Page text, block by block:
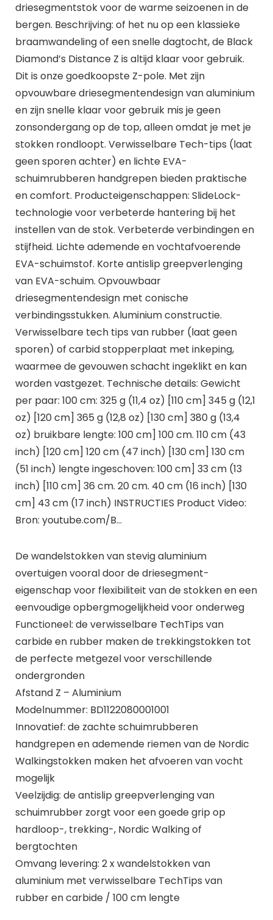
driesegmentstok voor de warme seizoenen in de
bergen. Beschrijving: of het nu op een klassieke
braamwandeling of een snelle dagtocht, de Black
Diamond’s Distance Z is altijd klaar voor gebruik.
Dit is onze goedkoopste Z-pole. Met zijn
opvouwbare driesegmentendesign van aluminium
en zijn snelle klaar voor gebruik mis je geen
zonsondergang op de top, alleen omdat je met je
stokken rondloopt. Verwisselbare Tech-tips (laat
geen sporen achter) en lichte EVA-
schuimrubberen handgrepen bieden praktische
en comfort. Producteigenschappen: SlideLock-
technologie voor verbeterde hantering bij het
instellen van de stok. Verbeterde verbindingen en
stijfheid. Lichte ademende en vochtafvoerende
EVA-schuimstof. Korte antislip greepverlenging
van EVA-schuim. Opvouwbaar
driesegmentendesign met conische
verbindingsstukken. Aluminium constructie.
Verwisselbare tech tips van rubber (laat geen
sporen) of carbid stopperplaat met inkeping,
waarmee de gevouwen schacht ingeklikt en kan
worden vastgezet. Technische details: Gewicht
per paar: 100 cm: 325 g (11,4 oz) [110 cm] 345 g (12,1
oz) [120 cm] 365 g (12,8 oz) [130 cm] 380 g (13,4
oz) bruikbare lengte: 100 cm] 100 cm. 110 cm (43
inch) [120 cm] 120 cm (47 inch) [130 cm] 130 cm
(51 inch) lengte ingeschoven: 100 cm] 33 cm (13
inch) [110 cm] 36 cm. 20 cm. 40 cm (16 inch) [130
cm] 43 cm (17 inch) INSTRUCTIES Product Video:
Bron: youtube.com/B…
De wandelstokken van stevig aluminium
overtuigen vooral door de driesegment-
eigenschap voor flexibiliteit van de stokken en een
eenvoudige opbergmogelijkheid voor onderweg
Functioneel: de verwisselbare TechTips van
carbide en rubber maken de trekkingstokken tot
de perfecte metgezel voor verschillende
ondergronden
Afstand Z – Aluminium
Modelnummer: BD1122080001001
Innovatief: de zachte schuimrubberen
handgrepen en ademende riemen van de Nordic
Walkingstokken maken het afvoeren van vocht
mogelijk
Veelzijdig: de antislip greepverlenging van
schuimrubber zorgt voor een goede grip op
hardloop-, trekking-, Nordic Walking of
bergtochten
Omvang levering: 2 x wandelstokken van
aluminium met verwisselbare TechTips van
rubber en carbide / 100 cm lengte